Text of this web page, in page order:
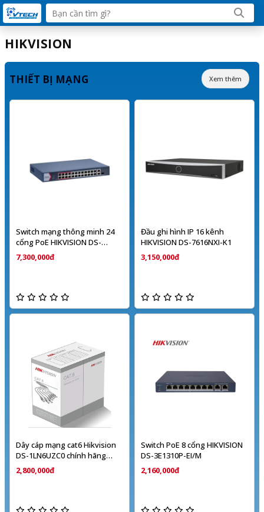
HIKVISION
THIẾT BỊ MẠNG Xem thêm
Switch mạng thông minh 24
cổng PoE HIKVISION DS-
3E1326P-EI/M
7,300,000đ
Đầu ghi hình IP 16 kênh
HIKVISION DS-7616NXI-K1
3,150,000đ
Dây cáp mạng cat6 Hikvision
DS-1LN6UZC0 chính hãng
(cuộn 305m)
2,800,000đ
Switch PoE 8 cổng HIKVISION
DS-3E1310P-EI/M
2,160,000đ